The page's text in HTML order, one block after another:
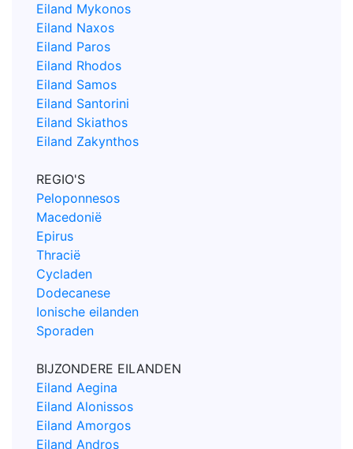
Eiland Mykonos
Eiland Naxos
Eiland Paros
Eiland Rhodos
Eiland Samos
Eiland Santorini
Eiland Skiathos
Eiland Zakynthos
REGIO'S
Peloponnesos
Macedonië
Epirus
Thracië
Cycladen
Dodecanese
Ionische eilanden
Sporaden
BIJZONDERE EILANDEN
Eiland Aegina
Eiland Alonissos
Eiland Amorgos
Eiland Andros